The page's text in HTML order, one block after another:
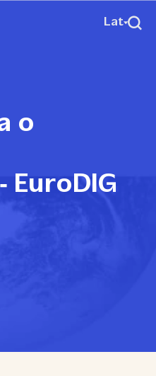
Lat
o
EuroDIG